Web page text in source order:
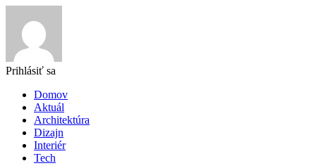
Prihlásiť sa
Domov
Aktuál
Architektúra
Dizajn
Interiér
Tech